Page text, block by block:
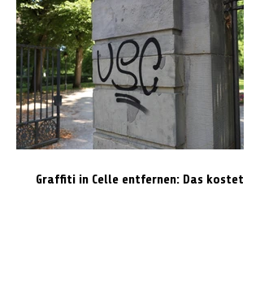
Graffiti in Celle entfernen: Das kostet es